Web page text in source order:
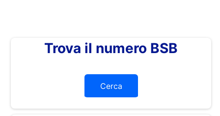
Trova il numero BSB
Cerca